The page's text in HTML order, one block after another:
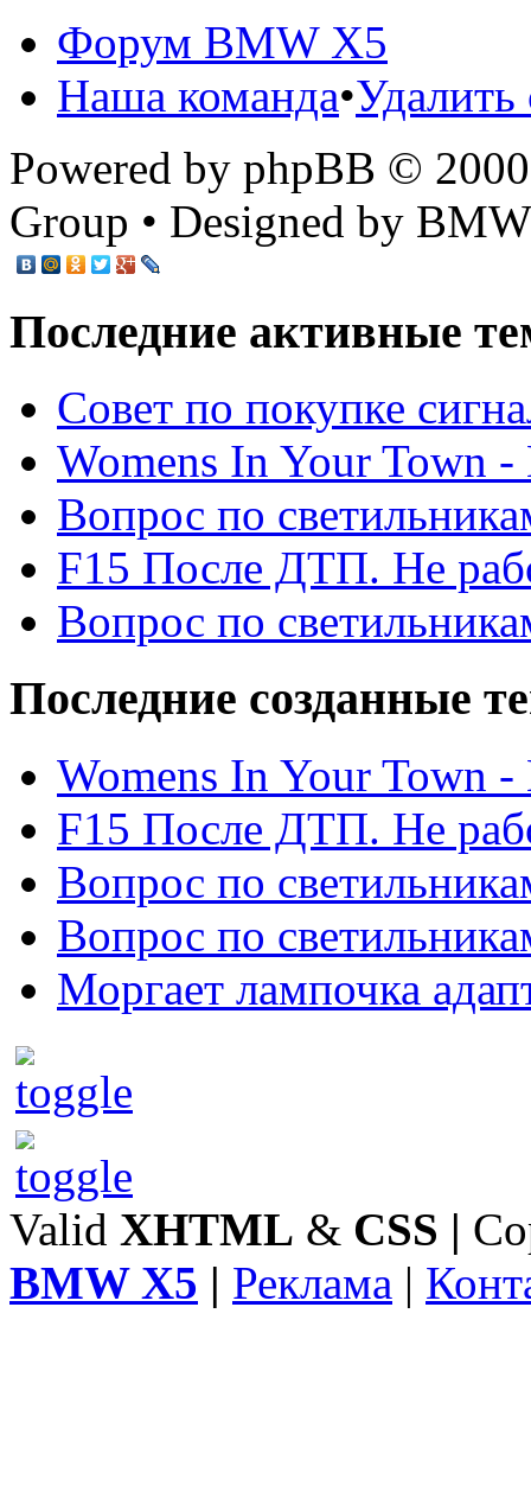
Форум BMW X5
Наша команда•
Powered by phpBB ©
Group • Designed by
Последние активные
Cовет по покупке
Womens In Your Town
Вопрос по
F15 После ДТП. Не
Вопрос по
Последние созданные
Womens In Your Town
F15 После ДТП. Не
Вопрос по
Вопрос по
Моргает лампочка
Valid XHTML & CSS |
BMW X5 | Реклама |